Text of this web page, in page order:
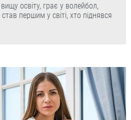
освіту, грає у волейбол,
першим у світі, хто піднявся